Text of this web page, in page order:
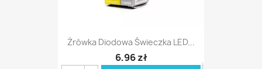
Żrówka Diodowa Świeczka LED...
6,96 zł